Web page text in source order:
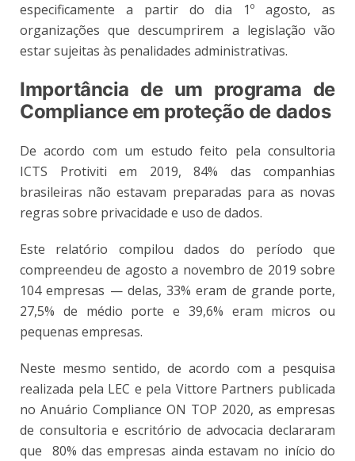
especificamente a partir do dia 1º agosto, as
organizações que descumprirem a legislação vão
estar sujeitas às penalidades administrativas.
Importância de um programa de
Compliance em proteção de dados
De acordo com um estudo feito pela consultoria
ICTS Protiviti em 2019, 84% das companhias
brasileiras não estavam preparadas para as novas
regras sobre privacidade e uso de dados.
Este relatório compilou dados do período que
compreendeu de agosto a novembro de 2019 sobre
104 empresas — delas, 33% eram de grande porte,
27,5% de médio porte e 39,6% eram micros ou
pequenas empresas.
Neste mesmo sentido, de acordo com a pesquisa
realizada pela LEC e pela Vittore Partners publicada
no Anuário Compliance ON TOP 2020, as empresas
de consultoria e escritório de advocacia declararam
que 80% das empresas ainda estavam no início do